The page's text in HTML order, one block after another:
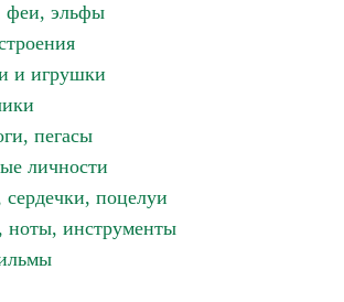
феи, эльфы
и игрушки
пегасы
личности
поцелуи
ноты, инструменты